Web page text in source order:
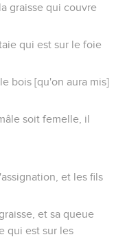
graisse qui couvre
qui est sur le foie
bois [qu'on aura mis]
soit femelle, il
et les fils
et sa queue
qui est sur les